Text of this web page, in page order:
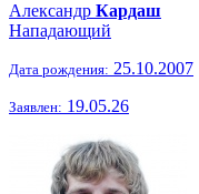
Александр Кардаш
Нападающий
Дата рождения: 25.10.2007
Заявлен: 19.05.26